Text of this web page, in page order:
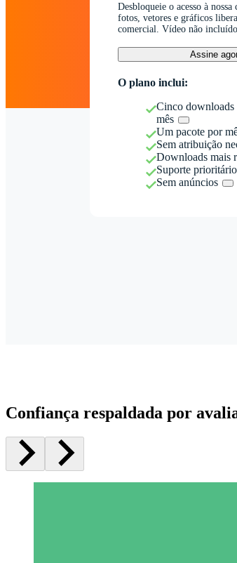
Desbloqueie o acesso à
fotos, vetores e gráficos
comercial. Vídeo não incluído.
Assine
O plano inclui:
Cinco downloads
mês
Um pacote por
Sem atribuição
Downloads mais
Suporte prioritário
Sem anúncios
Confiança respaldada por